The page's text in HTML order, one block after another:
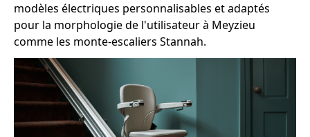
modèles électriques personnalisables et adaptés
pour la morphologie de l'utilisateur à Meyzieu
comme les monte-escaliers Stannah.